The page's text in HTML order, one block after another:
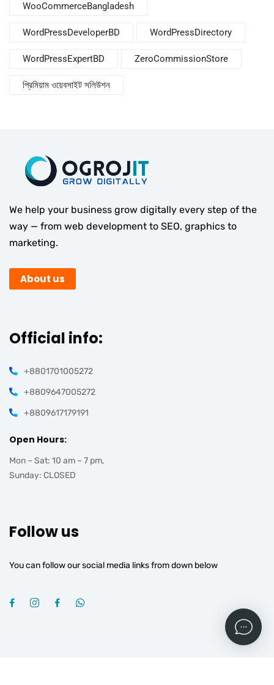
WooCommerceBangladesh
WordPressDeveloperBD WordPressDirectory
WordPressExpertBD ZeroCommissionStore
প্রিমিয়াম ওয়েবসাইট সলিউশন
We help your business grow digitally every step of the
way — from web development to SEO, graphics to
marketing.
About us
Official info:
+8801701005272
+8809647005272
+8809617179191
Open Hours:
Mon – Sat: 10 am – 7 pm,
Sunday: CLOSED
Follow us
You can follow our social media links from down below